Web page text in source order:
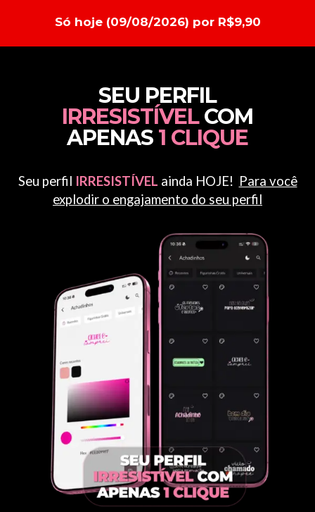
Só hoje (09/08/2026) por R$9,90
SEU PERFIL
IRRESISTÍVELCOM
APENAS 1 CLIQUE
Seu perfil IRRESISTÍVEL ainda HOJE! Para você
explodir o engajamento do seu perfil